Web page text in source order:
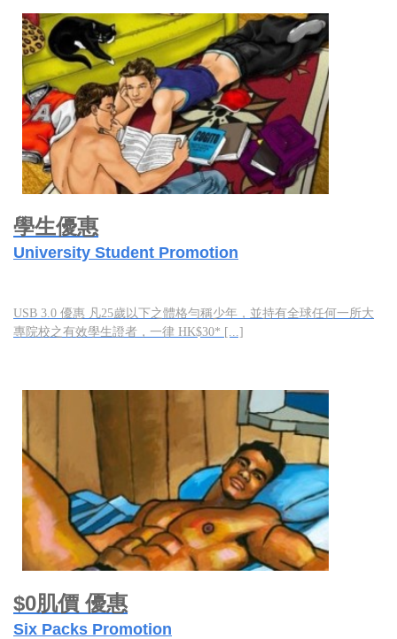
學生優惠
University Student Promotion
USB 3.0 優惠 凡25歲以下之體格勻稱少年，並持有全球任何一所大
專院校之有效學生證者，一律 HK$30* [...]
$0肌價 優惠
Six Packs Promotion